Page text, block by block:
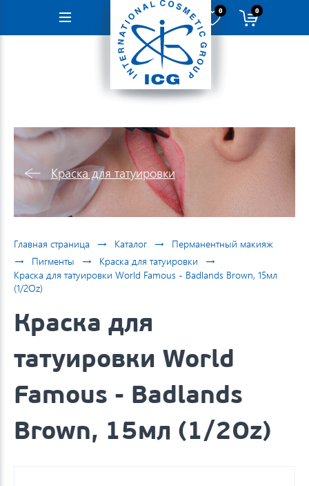
Навигация
0 0
Краска для татуировки
Главная страница → Каталог → Перманентный макияж
→ Пигменты → Краска для татуировки →
Краска для татуировки World Famous - Badlands Brown, 15мл
(1/2Oz)
Краска для
татуировки World
Famous - Badlands
Brown, 15мл (1/2Oz)